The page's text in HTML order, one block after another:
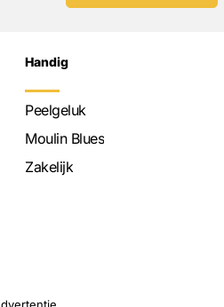
Handig
Peelgeluk
Moulin Blues
Zakelijk